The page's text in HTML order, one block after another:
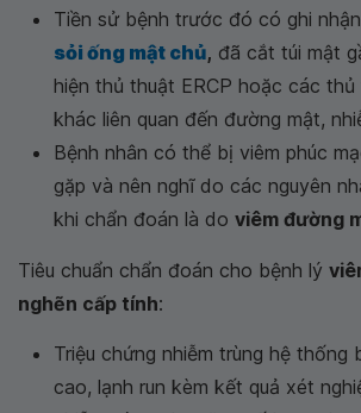
Tiền sử bệnh trước đó có ghi
sỏi ống mật chủ, đã cắt túi mật
hiện thủ thuật ERCP hoặc các thủ
khác liên quan đến đường mật,
Bệnh nhân có thể bị viêm phúc
gặp và nên nghĩ do các nguyên
khi chẩn đoán là do viêm đường
Tiêu chuẩn chẩn đoán cho bệnh lý
nghẽn cấp tính:
Triệu chứng nhiễm trùng hệ thống
cao, lạnh run kèm kết quả xét